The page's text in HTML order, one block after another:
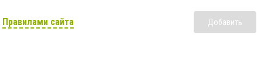
Правилами сайта Добавить